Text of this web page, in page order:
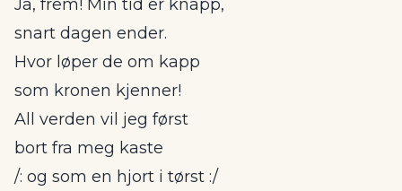
Ja, frem! Min tid er knapp,
snart dagen ender.
Hvor løper de om kapp
som kronen kjenner!
All verden vil jeg først
bort fra meg kaste
/: og som en hjort i tørst :/